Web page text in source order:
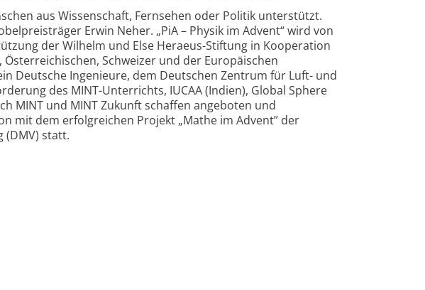
aus Wissenschaft, Fernsehen oder Politik unterstützt.
Erwin Neher. „PiA – Physik im Advent“ wird von
der Wilhelm und Else Heraeus-Stiftung in Kooperation
Schweizer und der Europäischen
Deutsche Ingenieure, dem Deutschen Zentrum für Luft- und
des MINT-Unterrichts, IUCAA (Indien), Global Sphere
MINT und MINT Zukunft schaffen angeboten und
mit dem erfolg­reichen Projekt „Mathe im Advent” der
(DMV) statt.